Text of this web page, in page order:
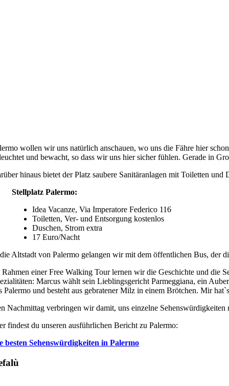
wollen wir uns natürlich anschauen, wo uns die Fähre hier
und bewacht, so dass wir uns hier sicher fühlen. Gerade in
hinaus bietet der Platz saubere Sanitäranlagen mit Toiletten
Stellplatz Palermo:
Idea Vacanze, Via Imperatore Federico 116
Toiletten, Ver- und Entsorgung kostenlos
Duschen, Strom extra
17 Euro/Nacht
Altstadt von Palermo gelangen wir mit dem öffentlichen Bus, der
Rahmen einer Free Walking Tour lernen wir die Geschichte und die
Marcus wählt sein Lieblingsgericht Parmeggiana, ein
Palermo und besteht aus gebratener Milz in einem Brötchen. Mir
Nachmittag verbringen wir damit, uns einzelne
findest du unseren ausführlichen Bericht zu Palermo:
besten Sehenswürdigkeiten in Palermo